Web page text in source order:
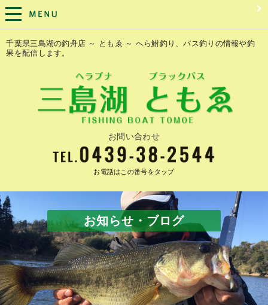
千葉県三島湖の釣舟店 ～ ともゑ ～ へら鮒釣り、バス釣りの情報や釣
果を配信します。
お問い合わせ
お電話はこの番号をタップ
お知らせ・ブログ